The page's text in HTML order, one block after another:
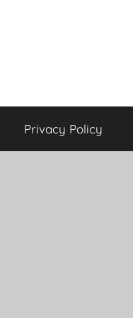
Privacy Policy